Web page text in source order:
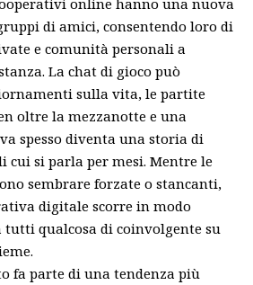
di amici, consentendo loro di
e comunità personali a
La chat di gioco può
sulla vita, le partite
oltre la mezzanotte e una
spesso diventa una storia di
cui si parla per mesi. Mentre le
sembrare forzate o stancanti,
digitale scorre in modo
qualcosa di coinvolgente su
fa parte di una tendenza più